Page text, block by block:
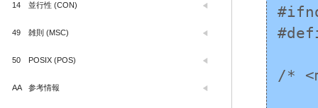
/*
14 並行性 (CON)
49 雑則 (MSC)
50 POSIX (POS)
AA 参考情報